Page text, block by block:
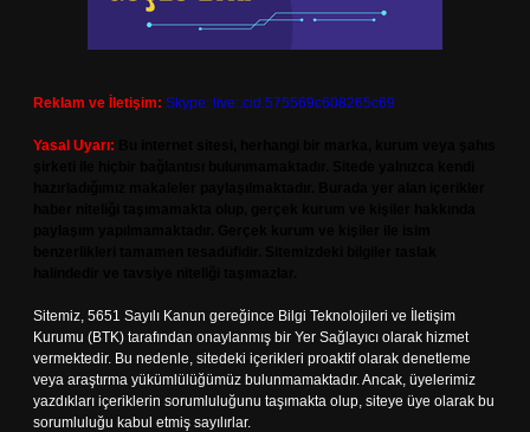
Reklam ve İletişim: Skype: live:.cid.575569c608265c69
Yasal Uyarı:
Sitemiz, 5651 Sayılı Kanun gereğince Bilgi Teknolojileri ve İletişim
Kurumu (BTK) tarafından onaylanmış bir Yer Sağlayıcı olarak hizmet
vermektedir. Bu nedenle, sitedeki içerikleri proaktif olarak denetleme
veya araştırma yükümlülüğümüz bulunmamaktadır. Ancak, üyelerimiz
yazdıkları içeriklerin sorumluluğunu taşımakta olup, siteye üye olarak bu
sorumluluğu kabul etmiş sayılırlar.